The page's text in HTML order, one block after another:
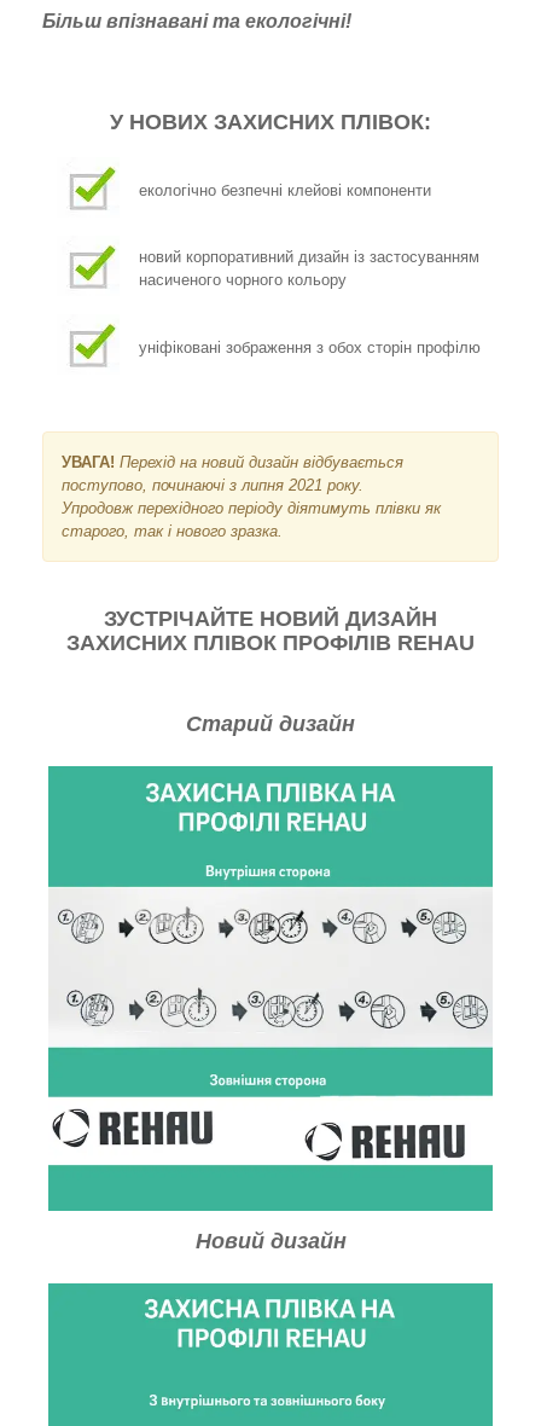
Більш впізнавані та екологічні!
У НОВИХ ЗАХИСНИХ ПЛІВОК:
екологічно безпечні клейові компоненти
новий корпоративний дизайн із застосуванням
насиченого чорного кольору
уніфіковані зображення з обох сторін профілю
УВАГА! Перехід на новий дизайн відбувається
поступово, починаючі з липня 2021 року.
Упродовж перехідного періоду діятимуть плівки як
старого, так і нового зразка.
ЗУСТРІЧАЙТЕ НОВИЙ ДИЗАЙН
ЗАХИСНИХ ПЛІВОК ПРОФІЛІВ REHAU
Старий дизайн
Новий дизайн